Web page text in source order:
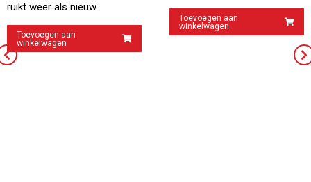
ruikt weer als nieuw.
Toevoegen aan
winkelwagen
Toevoegen aan
winkelwagen